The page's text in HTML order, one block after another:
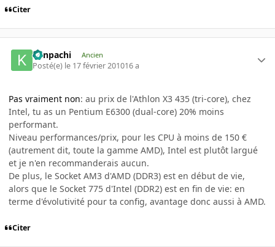
Citer
Kenpachi Ancien
Posté(e) le 17 février 201016 a
Pas vraiment non: au prix de l'Athlon X3 435 (tri-core), chez
Intel, tu as un Pentium E6300 (dual-core) 20% moins
performant.
Niveau performances/prix, pour les CPU à moins de 150 €
(autrement dit, toute la gamme AMD), Intel est plutôt largué
et je n'en recommanderais aucun.
De plus, le Socket AM3 d'AMD (DDR3) est en début de vie,
alors que le Socket 775 d'Intel (DDR2) est en fin de vie: en
terme d'évolutivité pour ta config, avantage donc aussi à AMD.
Citer